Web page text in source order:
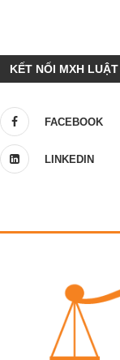
KẾT NỐI MXH
FACEBOOK
LINKEDIN